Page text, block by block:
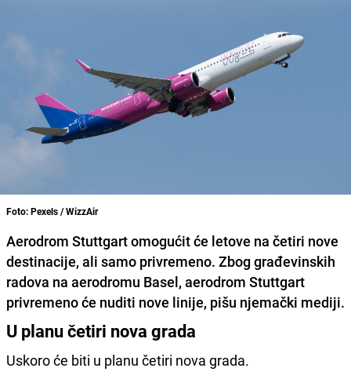
Foto: Pexels / WizzAir
Aerodrom Stuttgart omogućit će letove na četiri nove
destinacije, ali samo privremeno. Zbog građevinskih
radova na aerodromu Basel, aerodrom Stuttgart
privremeno će nuditi nove linije, pišu njemački mediji.
U planu četiri nova grada
Uskoro će biti u planu četiri nova grada.